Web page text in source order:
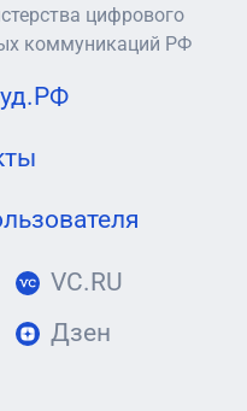
цифрового
коммуникаций РФ
VC.RU
Дзен